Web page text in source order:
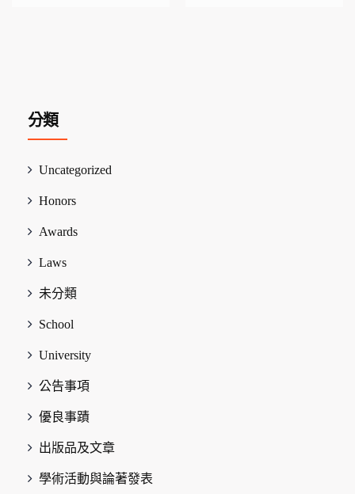
分類
Uncategorized
Honors
Awards
Laws
未分類
School
University
公告事項
優良事蹟
出版品及文章
學術活動與論著發表